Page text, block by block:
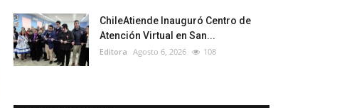
ChileAtiende Inauguró Centro de
Atención Virtual en San...
Editora Agosto 6, 2026 108